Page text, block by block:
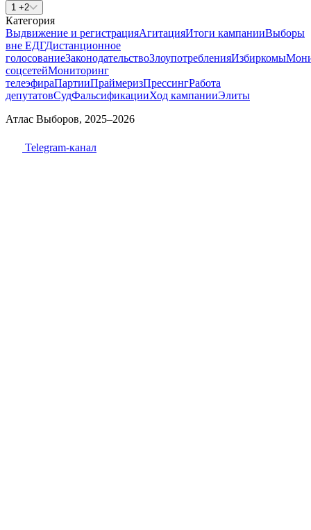
1 +2
Категория
Выдвижение и регистрацияАгитацияИтоги кампанииВыборы
вне ЕДГДистанционное
голосованиеЗаконодательствоЗлоупотребленияИзбиркомы
соцсетейМониторинг
телеэфираПартииПраймеризПрессингРабота
депутатовСудФальсификацииХод кампанииЭлиты
Атлас Выборов, 2025–2026
Telegram-канал